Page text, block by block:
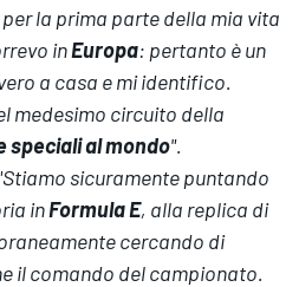
per la prima parte della mia vita
inEuropa: pertanto è un
a casa e mi identifico.
medesimo circuito della
speciali al mondo".
sicuramente puntando
inFormula E, alla replica di
cercando di
il comando del campionato.